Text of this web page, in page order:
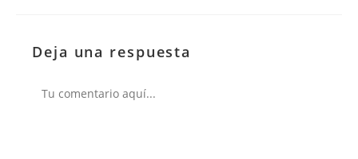
Deja una respuesta
Comentario